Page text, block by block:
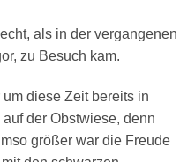
als in der vergangenen
zu Besuch kam.
diese Zeit bereits in
der Obstwiese, denn
größer war die Freude